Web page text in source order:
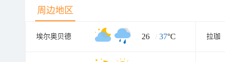
周边地区
埃尔奥贝德 26 / 37°C 拉珈